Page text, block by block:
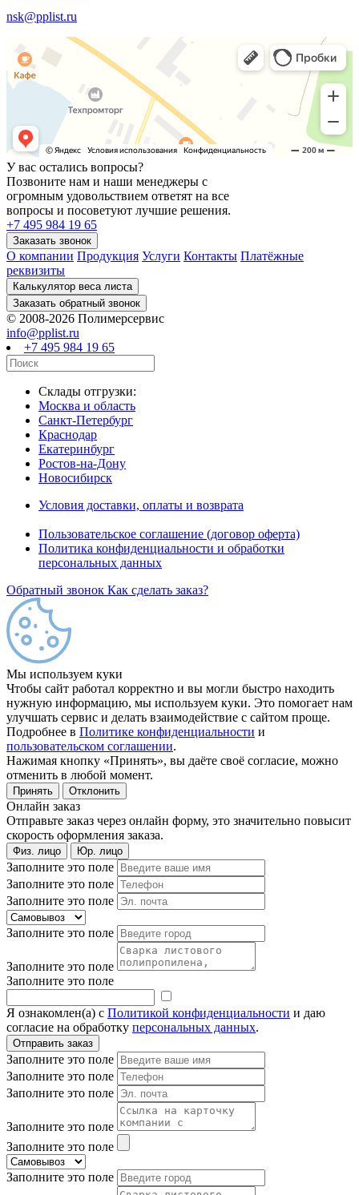
nsk@pplist.ru
У вас остались вопросы?
Позвоните нам и наши менеджеры с
огромным удовольствием ответят на все
вопросы и посоветуют лучшие решения.
+7 495 984 19 65
О компании Продукция Услуги Контакты Платёжные
реквизиты
© 2008-2026 Полимерсервис
info@pplist.ru
+7 495 984 19 65
Склады отгрузки:
Москва и область
Санкт-Петербург
Краснодар
Екатеринбург
Ростов-на-Дону
Новосибирск
Условия доставки, оплаты и возврата
Пользовательское соглашение (договор оферта)
Политика конфиденциальности и обработки
персональных данных
Обратный звонок Как сделать заказ?
Мы используем куки
Чтобы сайт работал корректно и вы могли быстро находить
нужную информацию, мы используем куки. Это помогает нам
улучшать сервис и делать взаимодействие с сайтом проще.
Подробнее в Политике конфиденциальности и
пользовательском соглашении.
Нажимая кнопку «Принять», вы даёте своё согласие, можно
отменить в любой момент.
Принять Отклонить
Онлайн заказ
Отправьте заказ через онлайн форму, это значительно повысит
скорость оформления заказа.
Физ. лицо Юр. лицо
Заполните это поле
Заполните это поле
Заполните это поле
Заполните это поле
Заполните это поле
Заполните это поле
Я ознакомлен(а) с Политикой конфиденциальности и даю
согласие на обработку персональных данных.
Заполните это поле
Заполните это поле
Заполните это поле
Заполните это поле
Заполните это поле
Заполните это поле